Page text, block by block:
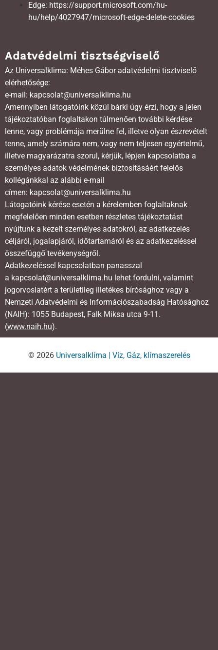
Edge: https://support.microsoft.com/hu-
hu/help/4027947/microsoft-edge-delete-cookies
Adatvédelmi tisztségviselő
Az Universalklima: Méhes Gábor adatvédelmi tisztviselő
elérhetősége:
e-mail: kapcsolat@universalklima.hu
Amennyiben látogatóink közül bárki úgy érzi, hogy a jelen
tájékoztatóban foglaltakon túlmenően további kérdése
lenne, vagy problémája merülne fel, illetve olyan észrevételt
tenne, amely számára nem, vagy nem teljesen egyértelmű,
illetve magyarázatra szorul, kérjük, lépjen kapcsolatba a
személyes adatok védelmének biztosításáért felelős
kollégánkkal az alábbi e-mail
címen: kapcsolat@universalklima.hu
Látogatóink kérése esetén a kérelemben foglaltaknak
megfelelően minden esetben részletes tájékoztatást
nyújtunk a kezelt személyes adatokról, az adatkezelés
céljáról, jogalapjáról, időtartamáról és az adatkezeléssel
összefüggő tevékenységről.
Adatkezeléssel kapcsolatban panasszal
a kapcsolat@universalklima.hu lehet fordulni, valamint
jogorvoslatért a területileg illetékes bírósághoz vagy a
Nemzeti Adatvédelmi és Információszabadság Hatósághoz
(NAIH): 1055 Budapest, Falk Miksa utca 9-11.
(www.naih.hu).
© 2026 Universalklíma | Víz, Gáz, klímaszerelés